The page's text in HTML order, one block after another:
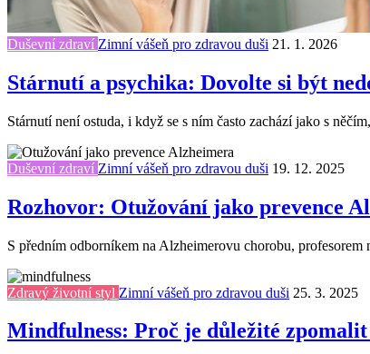
Duševní zdraví Zimní vášeň pro zdravou duši 21. 1. 2026
Stárnutí a psychika: Dovolte si být
Stárnutí není ostuda, i když se s ním často zachází jako s
Duševní zdraví Zimní vášeň pro zdravou duši 19. 12. 2025
Rozhovor: Otužování jako prevence
S předním odborníkem na Alzheimerovu chorobu,
Zdravý životní styl Zimní vášeň pro zdravou duši 25. 3. 2025
Mindfulness: Proč je důležité